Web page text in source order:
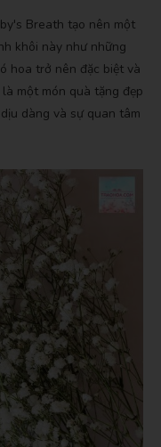
Breath tạo nên một
khôi này như những
hoa trở nên đặc biệt và
một món quà tặng đẹp
dàng và sự quan tâm